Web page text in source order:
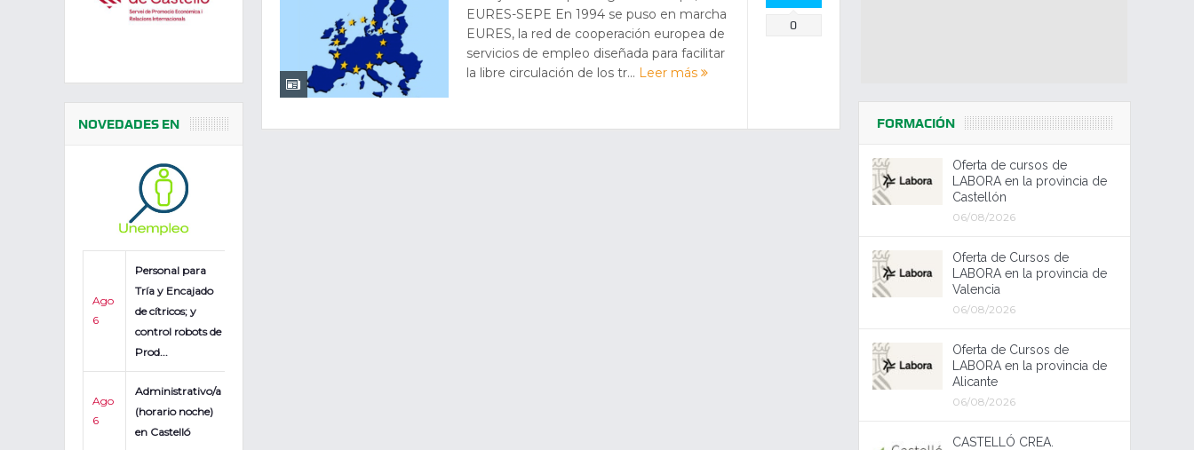
EURES-SEPE En 1994 se puso en marcha
EURES, la red de cooperación europea de
servicios de empleo diseñada para facilitar
la libre circulación de los tr... Leer más
0
NOVEDADES EN
Ago
6
Personal para
Tría y Encajado
de cítricos; y
control robots de
Prod...
Ago
6
Administrativo/a
(horario noche)
en Castelló
FORMACIÓN
Oferta de cursos de
LABORA en la provincia de
Castellón
06/08/2026
Oferta de Cursos de
LABORA en la provincia de
Valencia
06/08/2026
Oferta de Cursos de
LABORA en la provincia de
Alicante
06/08/2026
CASTELLÓ CREA.